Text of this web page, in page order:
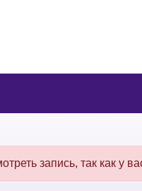
запись, так как у